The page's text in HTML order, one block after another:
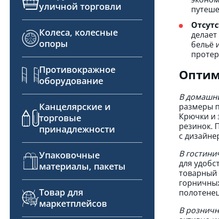
уличной торговли
Колеса, колесные
опоры
Противокражное
оборудование
Канцелярские и
торговые
принадлежности
Упаковочные
материалы, пакеты
Товар для
маркетплейсов
бельё
В
размеры
Крючки и
резинок.
с
В
для
товарный
В